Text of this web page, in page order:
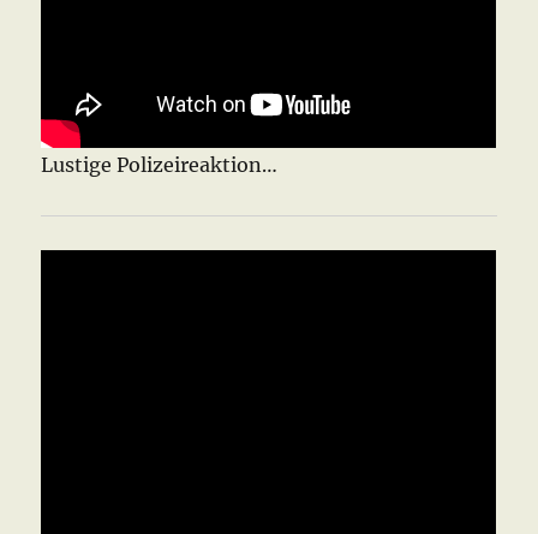
Lustige Polizeireaktion…